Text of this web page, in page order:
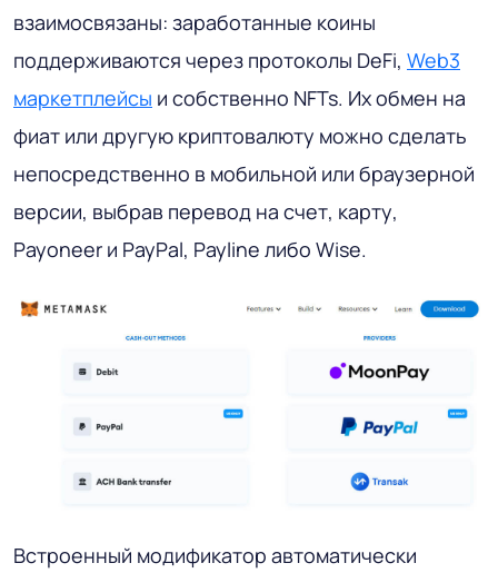
взаимосвязаны: заработанные коины
поддерживаются через протоколы DeFi, Web3
маркетплейсы и собственно NFTs. Их обмен на
фиат или другую криптовалюту можно сделать
непосредственно в мобильной или браузерной
версии, выбрав перевод на счет, карту,
Payoneer и PayPal, Payline либо Wise.
Встроенный модификатор автоматически